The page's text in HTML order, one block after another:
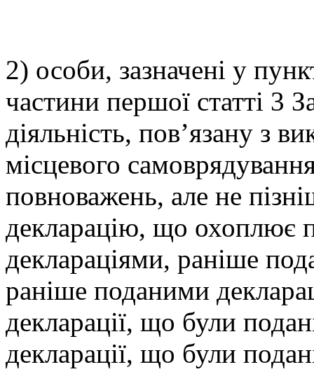
2) особи, зазначені у
частини першої статті 3
діяльність, пов’язану з
місцевого
повноважень, але не
декларацію, що охоплює
деклараціями, раніше
раніше поданими
декларації, що були
декларації, що були